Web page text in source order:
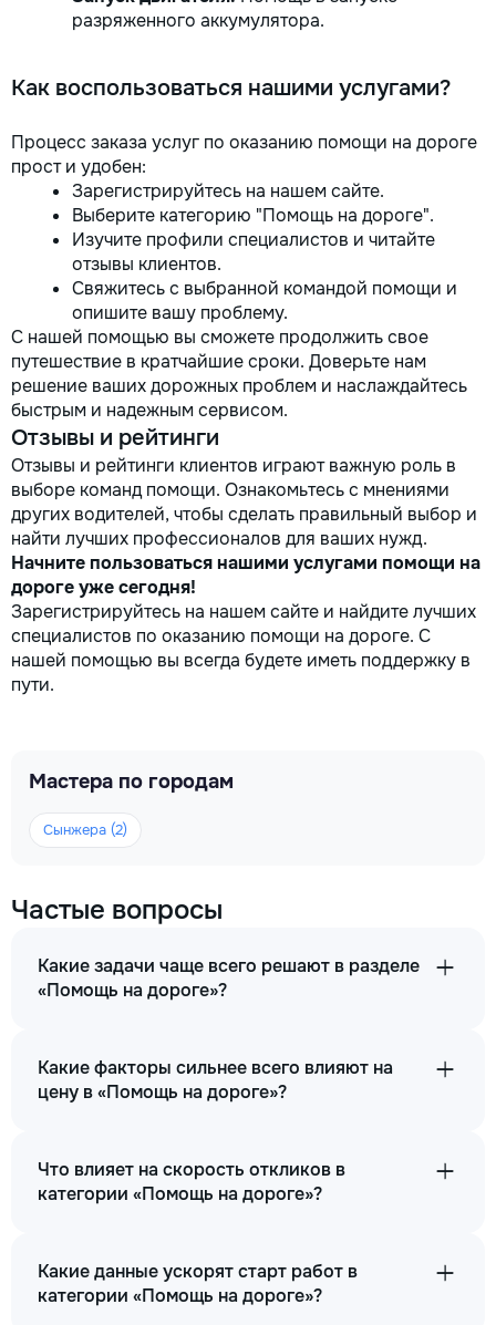
разряженного аккумулятора.
Как воспользоваться нашими услугами?
Процесс заказа услуг по оказанию помощи на дороге
прост и удобен:
Зарегистрируйтесь на нашем сайте.
Выберите категорию "Помощь на дороге".
Изучите профили специалистов и читайте
отзывы клиентов.
Свяжитесь с выбранной командой помощи и
опишите вашу проблему.
С нашей помощью вы сможете продолжить свое
путешествие в кратчайшие сроки. Доверьте нам
решение ваших дорожных проблем и наслаждайтесь
быстрым и надежным сервисом.
Отзывы и рейтинги
Отзывы и рейтинги клиентов играют важную роль в
выборе команд помощи. Ознакомьтесь с мнениями
других водителей, чтобы сделать правильный выбор и
найти лучших профессионалов для ваших нужд.
Начните пользоваться нашими услугами помощи на
дороге уже сегодня!
Зарегистрируйтесь на нашем сайте и найдите лучших
специалистов по оказанию помощи на дороге. С
нашей помощью вы всегда будете иметь поддержку в
пути.
Мастера по городам
Сынжера (2)
Частые вопросы
Какие задачи чаще всего решают в разделе
«Помощь на дороге»?
Какие факторы сильнее всего влияют на
цену в «Помощь на дороге»?
Что влияет на скорость откликов в
категории «Помощь на дороге»?
Какие данные ускорят старт работ в
категории «Помощь на дороге»?